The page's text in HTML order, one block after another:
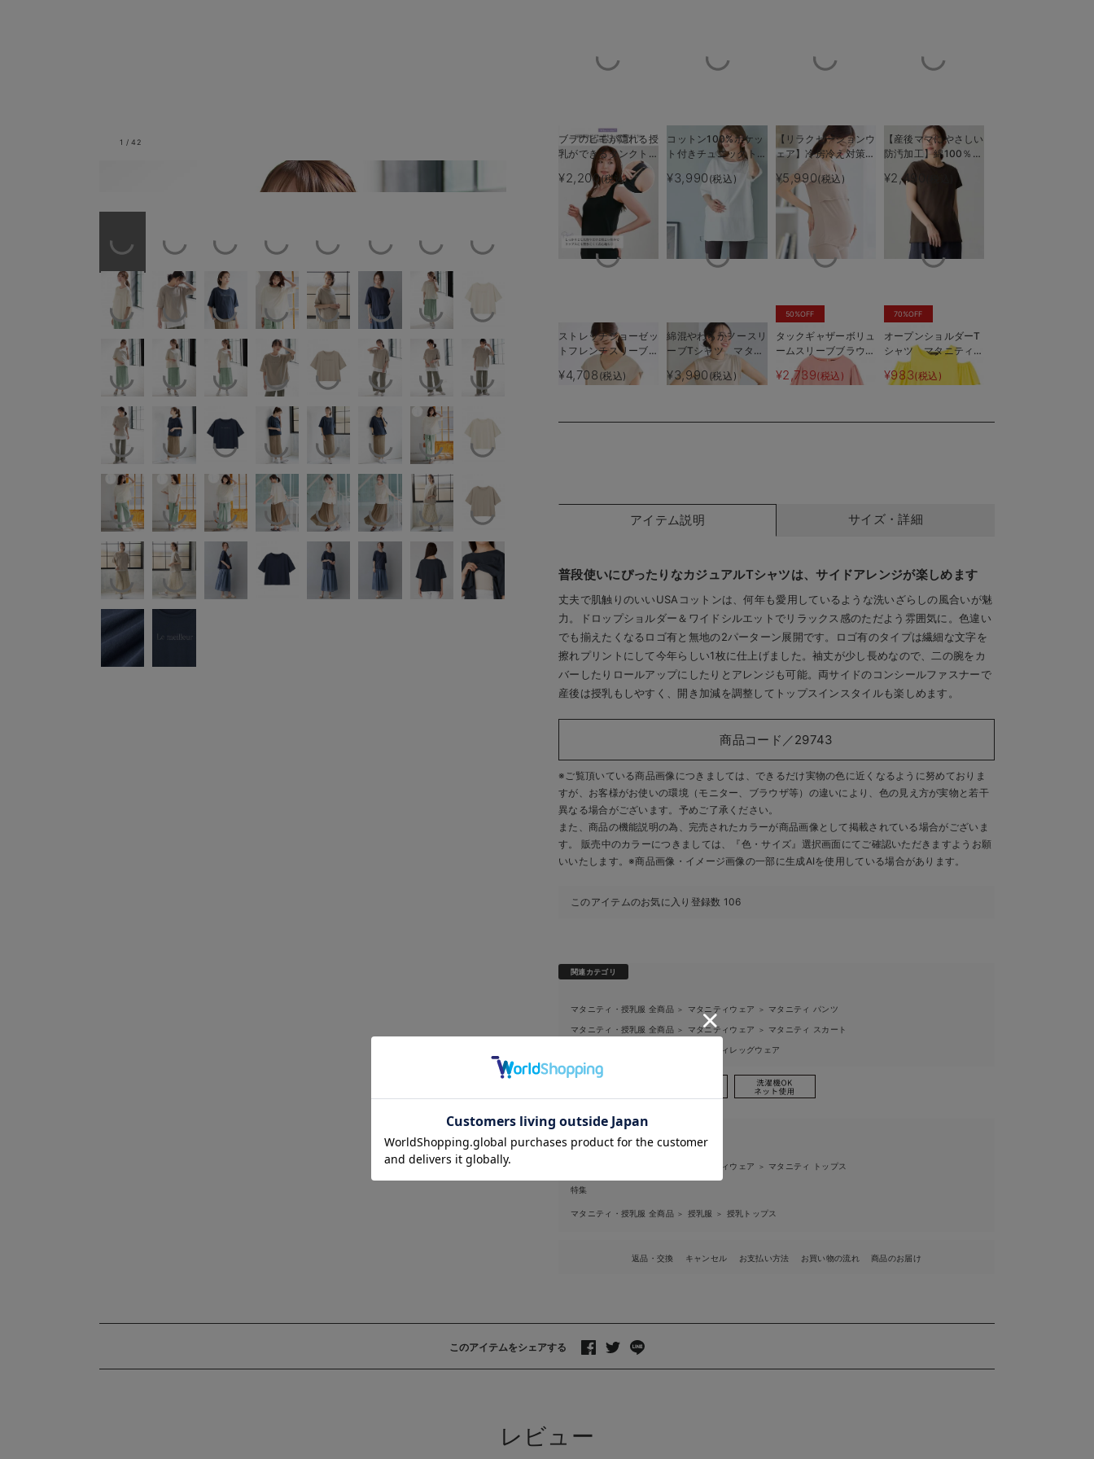
モデル身長：165cm／オフ(ロゴ) モデル身長：165cm／グレージュ(ロゴ)
1 /42
ブラのヒモが隠れる授
乳ができるタンクトッ
プ 抗菌防臭 綿混モ
ダール
¥2,200(税込)
コットン100%ポケッ
ト付きチュニックトッ
プス マタニティ・授
乳服【出産後も長く使
¥3,990 (税込)
【リラクゼーションウ
ェア】冷房冷え対策
保温＆リカバリーサポ
ート momRest 半
袖Tシャツ
efe×ANGELIEBEコラ
ボ 光電子 日本製
¥5,990(税込)
【産後ママにやさしい
防汚加工】綿100％授
乳半袖TEE
¥2,490
ストレッチジョーゼッ
トフレンチスリーブト
ップス マタニティ・
授乳服【出産後も長く
¥4,708 (税込)
綿混やわらかノースリ
ーブTシャツ マタニ
ティ・産後授乳服【出
産後も長く使える】
¥3,990 (税込)
50%OFF
タックギャザーボリュ
ームスリーブブラウ
ス マタニティ・授乳
服【出産後も長く使え
¥2,739(税込)
70%OFF
オープンショルダーT
シャツ マタニティ・
授乳服
¥983(税込)
アイテム説明 サイズ・詳細
普段使いにぴったりなカジュアルTシャツは、サイドアレンジが楽しめます
丈夫で肌触りのいいUSAコットンは、何年も愛用しているような洗いざらしの風合いが魅
力。ドロップショルダー＆ワイドシルエットでリラックス感のただよう雰囲気に。色違い
でも揃えたくなるロゴ有と無地の2パーターン展開です。ロゴ有のタイプは繊細な文字を
擦れプリントにして今年らしい1枚に仕上げました。袖丈が少し長めなので、二の腕をカ
バーしたりロールアップにしたりとアレンジも可能。両サイドのコンシールファスナーで
産後は授乳もしやすく、開き加減を調整してトップスインスタイルも楽しめます。
商品コード／29743
※ご覧頂いている商品画像につきましては、できるだけ実物の色に近くなるように努めておりま
すが、 お客様がお使いの環境（モニター、ブラウザ等）の違いにより、色の見え方が実物と若干
異なる場合がございます。予めご了承ください。
また、商品の機能説明の為、完売されたカラーが商品画像として掲載されている場合がございま
す。 販売中のカラーにつきましては、『色・サイズ』選択画面にてご確認いただきますようお願
いいたします。 ※商品画像・イメージ画像の一部に生成AIを使用している場合があります。
このアイテムのお気に入り登録数 106
関連カテゴリ
マタニティ・授乳服 全商品 ＞ マタニティウェア ＞ マタニティ パンツ
マタニティ・授乳服 全商品 ＞ マタニティウェア ＞ マタニティ スカート
マタニティレッグウェア
商品は以下にも掲載されています
マタニティウェア ＞ マタニティ トップス
特集
マタニティ・授乳服 全商品 ＞ 授乳服 ＞ 授乳トップス
返品・交換 キャンセル お支払い方法 お買い物の流れ 商品のお届け
このアイテムをシェアする >
レビュー
お気に入り商品を確認する